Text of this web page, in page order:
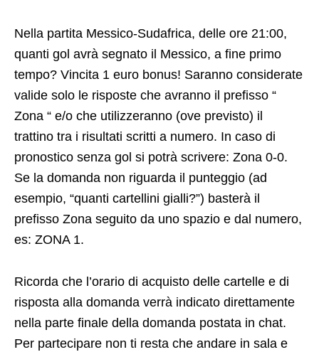
Nella partita Messico-Sudafrica, delle ore 21:00,
quanti gol avrà segnato il Messico, a fine primo
tempo? Vincita 1 euro bonus! Saranno considerate
valide solo le risposte che avranno il prefisso “
Zona “ e/o che utilizzeranno (ove previsto) il
trattino tra i risultati scritti a numero. In caso di
pronostico senza gol si potrà scrivere: Zona 0-0.
Se la domanda non riguarda il punteggio (ad
esempio, “quanti cartellini gialli?”) basterà il
prefisso Zona seguito da uno spazio e dal numero,
es: ZONA 1.
Ricorda che l’orario di acquisto delle cartelle e di
risposta alla domanda verrà indicato direttamente
nella parte finale della domanda postata in chat.
Per partecipare non ti resta che andare in sala e